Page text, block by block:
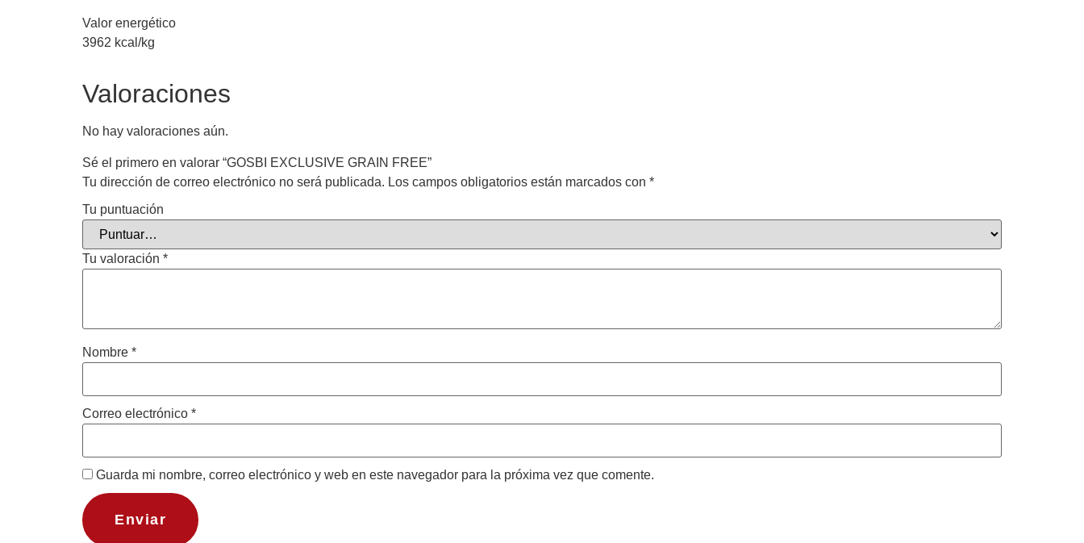
Valor energético
3962 kcal/kg
Valoraciones
No hay valoraciones aún.
Sé el primero en valorar “GOSBI EXCLUSIVE GRAIN FREE”
Tu dirección de correo electrónico no será publicada. Los campos obligatorios están marcados con *
Tu puntuación
Tu valoración *
Nombre *
Correo electrónico *
Guarda mi nombre, correo electrónico y web en este navegador para la próxima vez que comente.